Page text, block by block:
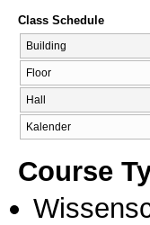
Class Schedule
Building
Floor
Hall
Kalender
Course